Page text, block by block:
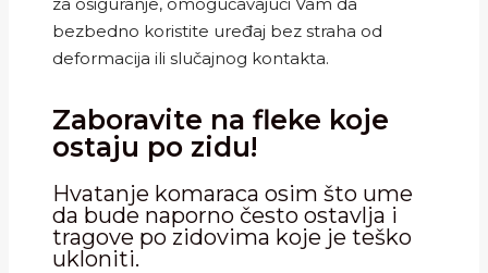
bezbedno koristite uređaj bez straha od
deformacija ili slučajnog kontakta.
Zaboravite na fleke koje
ostaju po zidu!
Hvatanje komaraca osim što ume
da bude naporno često ostavlja i
tragove po zidovima koje je teško
ukloniti.